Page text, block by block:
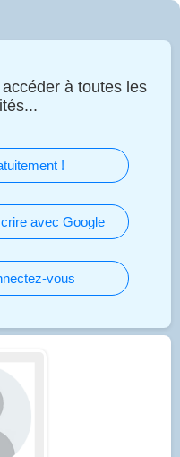
à toutes les
!
avec Google
vous